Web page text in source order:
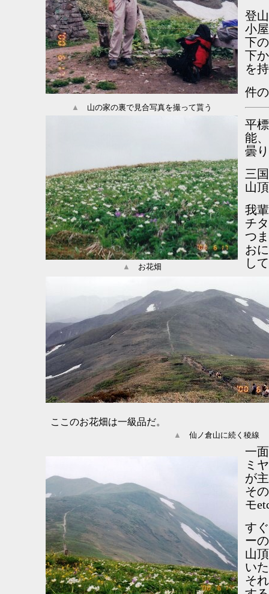
登
小
下
下
を
件
▲ 山の家の裏で見合写真を撮って貰う
平
能
曇
三
山
我
チ
つ
お
し
▲ お花畑
ここのお花畑は一級品だ。
▲ 仙ノ倉山に続く稜線
一
ミ
が
そ
モ
す
ー
山
い
そ